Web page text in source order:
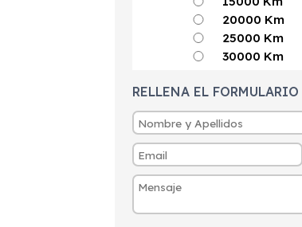
20000 Km
25000 Km
30000 Km
RELLENA EL FORMULARIO